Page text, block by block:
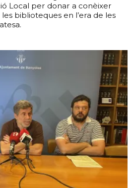
Local per donar a conèixer
biblioteques en l’era de les